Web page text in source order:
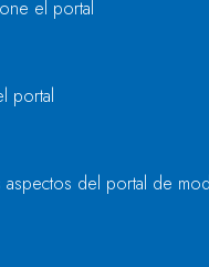
SOPEÑA (T.M.
24 DE JULIO, 2020
el portal
portal
del portal de